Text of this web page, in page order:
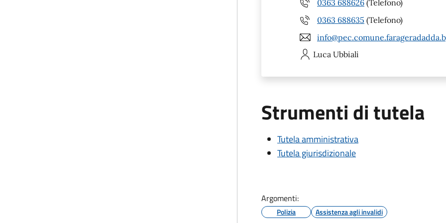
0363 688626 (Telefono)
0363 688635 (Telefono)
Luca Ubbiali
Strumenti di tutela
Tutela amministrativa
Tutela giurisdizionale
Argomenti:
Polizia Assistenza agli invalidi